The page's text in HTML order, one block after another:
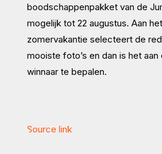
boodschappenpakket van de
mogelijk tot 22 augustus. Aan
zomervakantie selecteert de
mooiste foto’s en dan is het
winnaar te bepalen.
Source link